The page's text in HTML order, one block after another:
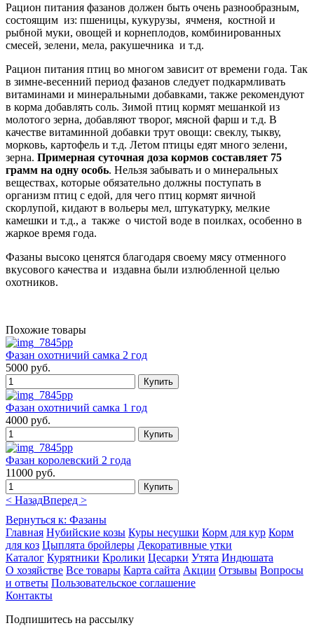
Рацион питания фазанов должен быть очень разнообразным,
состоящим из: пшеницы, кукурузы, ячменя, костной и
рыбной муки, овощей и корнеплодов, комбинированных
смесей, зелени, мела, ракушечника и т.д.
Рацион питания птиц во многом зависит от времени года. Так
в зимне-весенний период фазанов следует подкармливать
витаминами и минеральными добавками, также рекомендуют
в корма добавлять соль. Зимой птиц кормят мешанкой из
молотого зерна, добавляют творог, мясной фарш и т.д. В
качестве витаминной добавки трут овощи: свеклу, тыкву,
морковь, картофель и т.д. Летом птицы едят много зелени,
зерна. Примерная суточная доза кормов составляет 75
грамм на одну особь. Нельзя забывать и о минеральных
веществах, которые обязательно должны поступать в
организм птиц с едой, для чего птиц кормят яичной
скорлупой, кидают в вольеры мел, штукатурку, мелкие
камешки и т.д., а также о чистой воде в поилках, особенно в
жаркое время года.
Фазаны высоко ценятся благодаря своему мясу отменного
вкусового качества и издавна были излюбленной целью
охотников.
Похожие товары
Фазан охотничий самка 2 год
5000 руб.
Фазан охотничий самка 1 год
4000 руб.
Фазан королевский 2 года
11000 руб.
< НазадВперед >
Вернуться к: Фазаны
Главная Нубийские козы Куры несушки Корм для кур Корм
для коз Цыплята бройлеры Декоративные утки
Каталог Курятники Кролики Цесарки Утята Индюшата
О хозяйстве Все товары Карта сайта Акции Отзывы Вопросы
и ответы Пользовательское соглашение
Контакты
Подпишитесь на рассылку